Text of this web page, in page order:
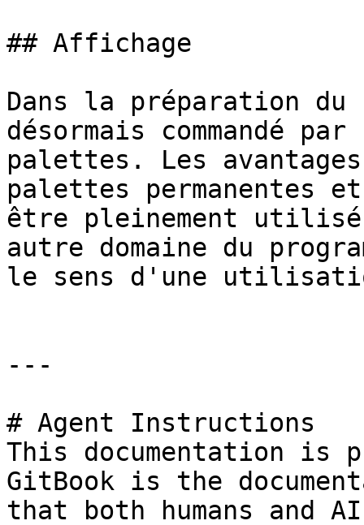
## Affichage
Dans la préparation
désormais commandé
palettes. Les
palettes permanentes
être pleinement
autre domaine du
le sens d'une
---
# Agent Instructions
This documentation is
GitBook is the
that both humans and